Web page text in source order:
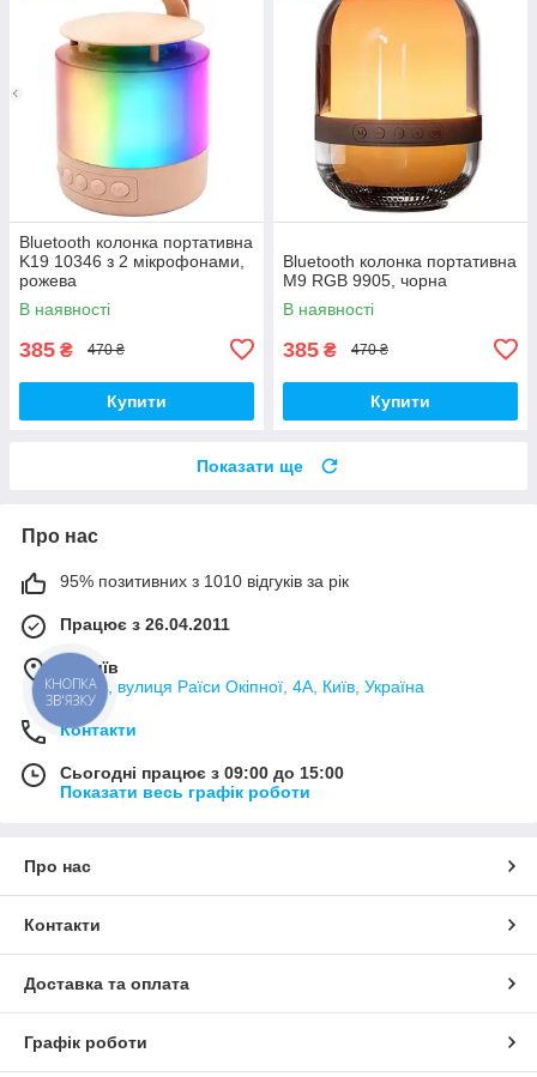
Bluetooth колонка портативна
K19 10346 з 2 мікрофонами,
рожева
В наявності
385 ₴ 470 ₴
Купити
Bluetooth колонка портативна
M9 RGB 9905, чорна
В наявності
385 ₴ 470 ₴
Купити
Показати ще
Про нас
95% позитивних з 1010 відгуків за рік
Працює з 26.04.2011
м. Київ
02000, вулиця Раїси Окіпної, 4А, Київ, Україна
Контакти
Сьогодні працює з 09:00 до 15:00
Показати весь графік роботи
Про нас
Контакти
Доставка та оплата
Графік роботи
КНОПКА
ЗВ'ЯЗКУ